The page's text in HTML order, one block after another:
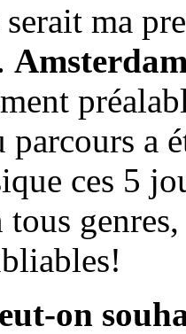
ma
a
ces 5
tous
on